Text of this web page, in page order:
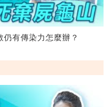
有傳染力怎麼辦？